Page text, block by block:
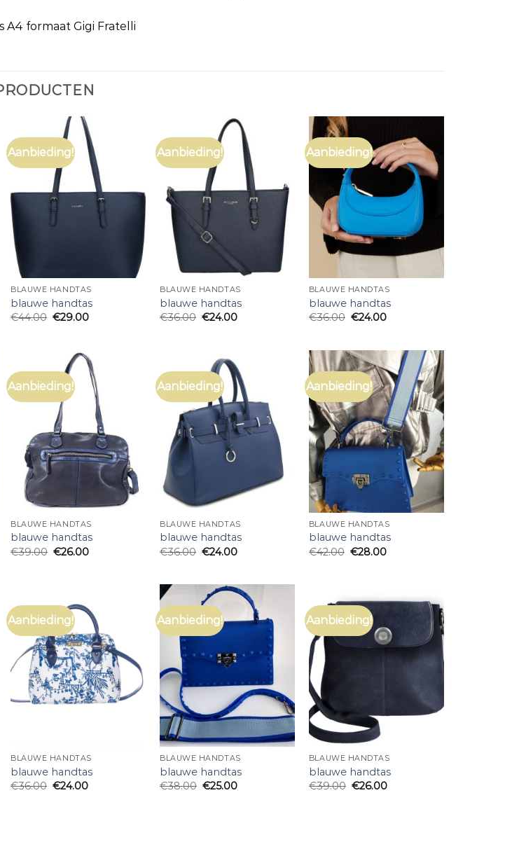
A4 formaat Gigi Fratelli
Aanbieding!
BLAUWE HANDTAS
blauwe handtas
€44.00 €29.00
Aanbieding!
BLAUWE HANDTAS
blauwe handtas
€36.00 €24.00
Aanbieding!
BLAUWE HANDTAS
blauwe handtas
€36.00 €24.00
Aanbieding!
BLAUWE HANDTAS
blauwe handtas
€39.00 €26.00
Aanbieding!
BLAUWE HANDTAS
blauwe handtas
€36.00 €24.00
Aanbieding!
BLAUWE HANDTAS
blauwe handtas
€42.00 €28.00
Aanbieding!
BLAUWE HANDTAS
blauwe handtas
€36.00 €24.00
Aanbieding!
BLAUWE HANDTAS
blauwe handtas
€38.00 €25.00
Aanbieding!
BLAUWE HANDTAS
blauwe handtas
€39.00 €26.00